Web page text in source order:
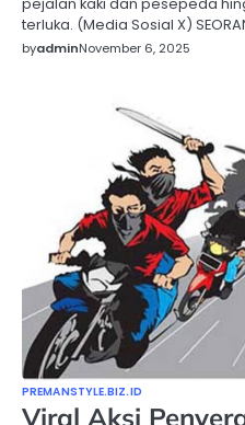
terluka. (Media Sosial X)
byadminNovember 6, 2025
PREMANSTYLE.BIZ.ID
Viral Aksi